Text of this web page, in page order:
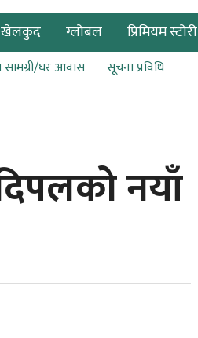
खेलकुद ग्लोबल प्रिमियम स्टोरी
सामग्री/घर आवास
सूचना प्रविधि
नयाँ